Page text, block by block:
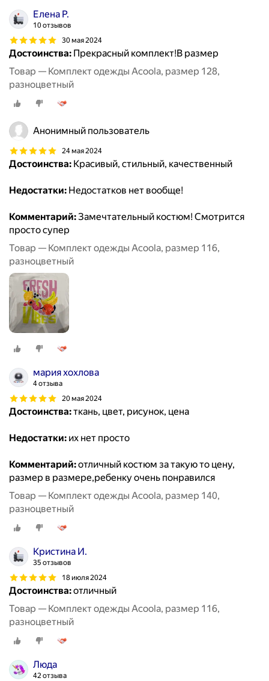
Елена Р.
10 отзывов
30 мая 2024
Достоинства: Прекрасный комплект!В размер
Товар — Комплект одежды Acoola, размер 128,
разноцветный
Анонимный пользователь
24 мая 2024
Достоинства: Красивый, стильный, качественный
Недостатки: Недостатков нет вообще!
Комментарий:Замечтательный костюм! Смотрится
просто супер
Товар — Комплект одежды Acoola, размер 116,
разноцветный
мария хохлова
4 отзыва
20 мая 2024
Достоинства:ткань, цвет, рисунок, цена
Недостатки: их нет просто
Комментарий:отличный костюм за такую то цену,
размер в размере,ребенку очень понравился
Товар — Комплект одежды Acoola, размер 140,
разноцветный
Кристина И.
35 отзывов
18 июля 2024
Достоинства:отличный
Товар — Комплект одежды Acoola, размер 116,
разноцветный
Люда
42 отзыва